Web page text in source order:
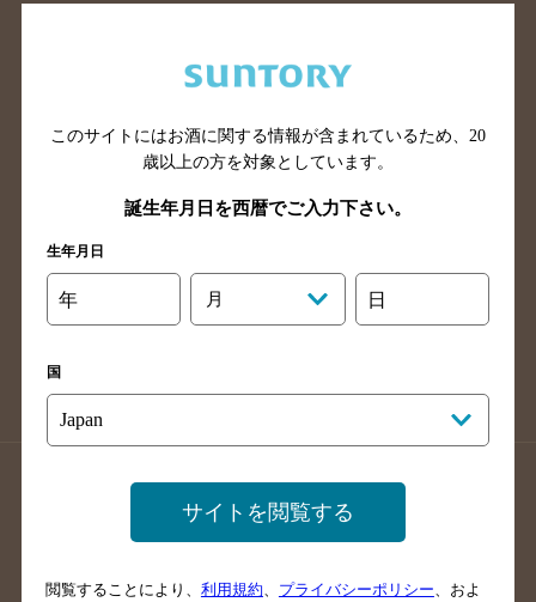
滋賀県のバー検索
和歌山県のバー検索
山口県のバー検索
鳥取県のバー検索
島根県のバー検索
徳島県のバー検索
香川県のバー検索
愛媛県のバー検索
高知県のバー検索
長崎県のバー検索
佐賀県のバー検索
大分県のバー検索
熊本県のバー検索
沖縄県のバー検索
店舗登録方法のご案内
店舗情報更新方法のご案内
掲載店舗様ログイン
このサイトにはお酒に関する情報が含まれているため、 20
歳以上の方を対象としています。
誕生年月日を西暦でご入力下さい。
生年月日
年 月 日
国
サイトを閲覧する
閲覧することにより、 利用規約 プライバシーポリシー 、およ